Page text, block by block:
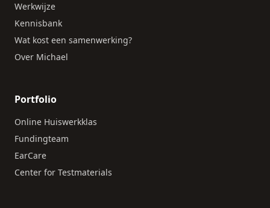
Werkwijze
Kennisbank
Wat kost een samenwerking?
Over Michael
Portfolio
Online Huiswerkklas
Fundingteam
EarCare
Center for Testmaterials